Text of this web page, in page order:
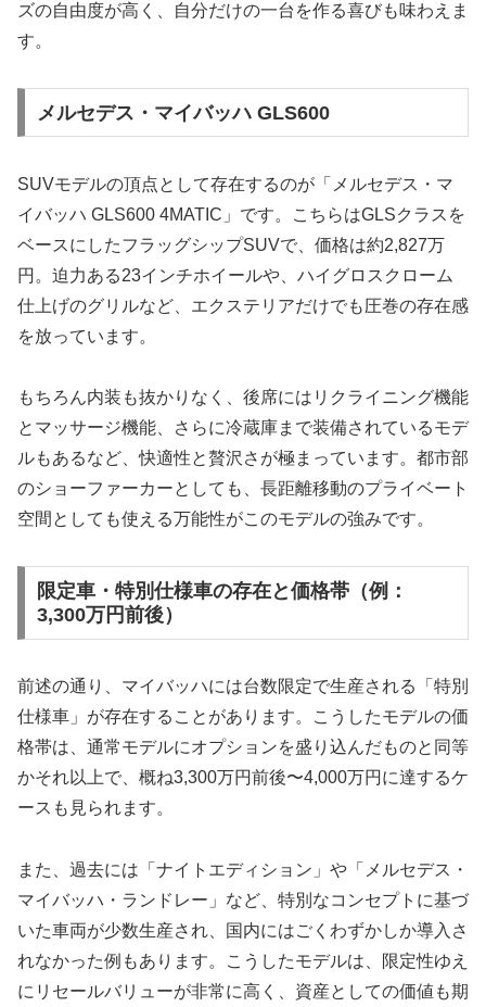
ズの自由度が高く、自分だけの一台を作る喜びも味わえま
す。
メルセデス・マイバッハ GLS600
SUVモデルの頂点として存在するのが「メルセデス・マ
イバッハ GLS600 4MATIC」です。こちらはGLSクラスを
ベースにしたフラッグシップSUVで、価格は約2,827万
円。迫力ある23インチホイールや、ハイグロスクローム
仕上げのグリルなど、エクステリアだけでも圧巻の存在感
を放っています。
もちろん内装も抜かりなく、後席にはリクライニング機能
とマッサージ機能、さらに冷蔵庫まで装備されているモデ
ルもあるなど、快適性と贅沢さが極まっています。都市部
のショーファーカーとしても、長距離移動のプライベート
空間としても使える万能性がこのモデルの強みです。
限定車・特別仕様車の存在と価格帯（例：
3,300万円前後）
前述の通り、マイバッハには台数限定で生産される「特別
仕様車」が存在することがあります。こうしたモデルの価
格帯は、通常モデルにオプションを盛り込んだものと同等
かそれ以上で、概ね3,300万円前後〜4,000万円に達するケ
ースも見られます。
また、過去には「ナイトエディション」や「メルセデス・
マイバッハ・ランドレー」など、特別なコンセプトに基づ
いた車両が少数生産され、国内にはごくわずかしか導入さ
れなかった例もあります。こうしたモデルは、限定性ゆえ
にリセールバリューが非常に高く、資産としての価値も期